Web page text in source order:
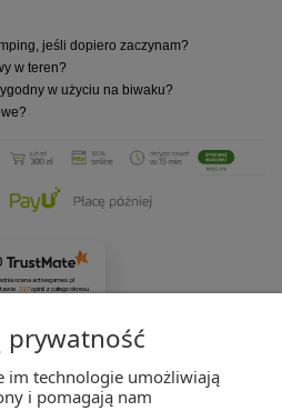
jeśli dopiero zaczynam?
w teren?
w użyciu na biwaku?
ocena activegames.pl
327opinii z całego okresu
ZAKUPY
prywatność
im technologie umożliwiają
i pomagają nam